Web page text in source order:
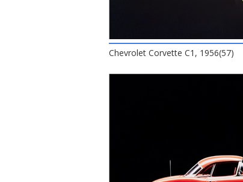
Chevrolet Corvette C1, 1956(57)